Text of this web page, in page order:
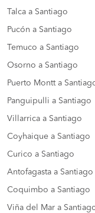
Talca a Santiago
Pucón a Santiago
Temuco a Santiago
Osorno a Santiago
Puerto Montt a
Panguipulli a Santiago
Villarrica a Santiago
Coyhaique a Santiago
Curico a Santiago
Antofagasta a Santiago
Coquimbo a Santiago
Viña del Mar a